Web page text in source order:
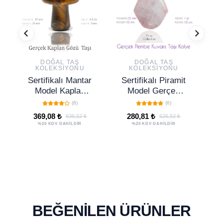
DOĞAL TAŞ
KOLEKSIYONU
Sertifikalı Mantar
Model Kaplan
Gözü Taşı Kolye -
Gümüş Aparatlı
(8)
369,08 ₺ 636,52 ₺
%20 KDV DAHİLDİR
DOĞAL TAŞ
KOLEKSIYONU
Sertifikalı Piramit
Model Gerçek
Pembe Kuvars
Taşı Kolye
(6)
280,81 ₺ 626,52 ₺
%20 KDV DAHİLDİR
BEĞENILEN ÜRÜNLER